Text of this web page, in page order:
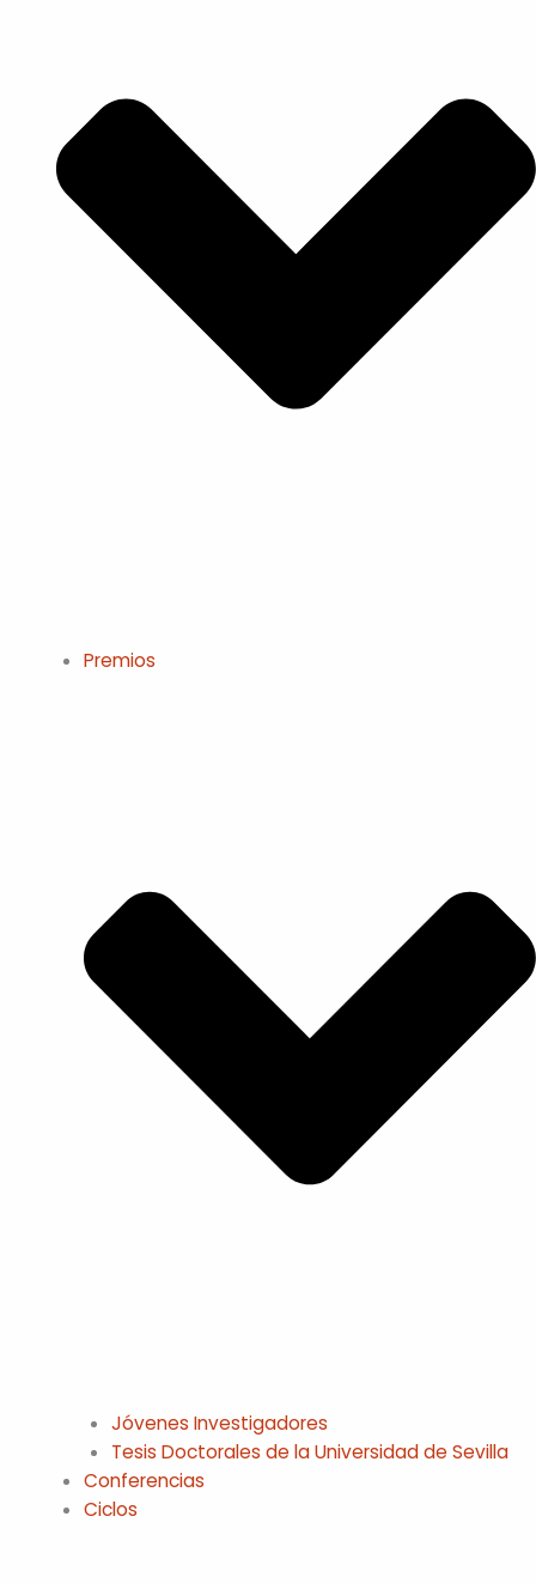
Premios
Jóvenes Investigadores
Tesis Doctorales de la Universidad de Sevilla
Conferencias
Ciclos